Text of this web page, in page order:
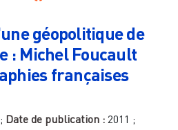
géopolitique de
: Michel Foucault
françaises
; Date de publication : 2011 ;